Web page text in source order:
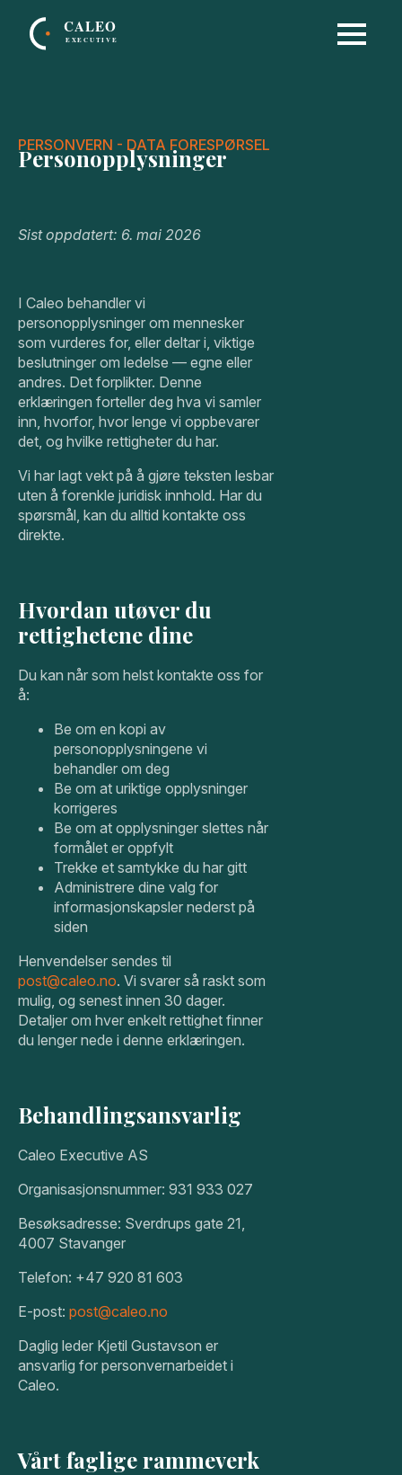
PERSONVERN - DATA FORESPØRSEL
Personopplysninger
Sist oppdatert: 6. mai 2026
I Caleo behandler vi
personopplysninger om mennesker
som vurderes for, eller deltar i, viktige
beslutninger om ledelse — egne eller
andres. Det forplikter. Denne
erklæringen forteller deg hva vi samler
inn, hvorfor, hvor lenge vi oppbevarer
det, og hvilke rettigheter du har.
Vi har lagt vekt på å gjøre teksten lesbar
uten å forenkle juridisk innhold. Har du
spørsmål, kan du alltid kontakte oss
direkte.
Hvordan utøver du
rettighetene dine
Du kan når som helst kontakte oss for
å:
Be om en kopi av
personopplysningene vi
behandler om deg
Be om at uriktige opplysninger
korrigeres
Be om at opplysninger slettes når
formålet er oppfylt
Trekke et samtykke du har gitt
Administrere dine valg for
informasjonskapsler nederst på
siden
Henvendelser sendes til
post@caleo.no. Vi svarer så raskt som
mulig, og senest innen 30 dager.
Detaljer om hver enkelt rettighet finner
du lenger nede i denne erklæringen.
Behandlingsansvarlig
Caleo Executive AS
Organisasjonsnummer: 931 933 027
Besøksadresse: Sverdrups gate 21,
4007 Stavanger
Telefon: +47 920 81 603
E-post: post@caleo.no
Daglig leder Kjetil Gustavson er
ansvarlig for personvernarbeidet i
Caleo.
Vårt faglige rammeverk